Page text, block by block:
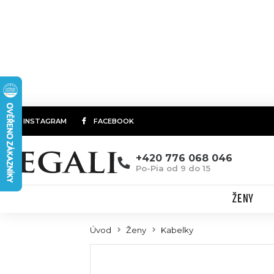
INSTAGRAM FACEBOOK
+420 776 068 046
Po-Pia od 9 do 15
ŽENY
Úvod Ženy Kabelky